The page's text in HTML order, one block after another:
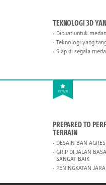
TEKNOLOGI 3D
Dibuat untuk
Teknologi yang
Siap di segala
FITUR
PREPARED TO
TERRAIN
DESAIN BAN
GRIP DI JALAN
SANGAT BAIK
PENINGKATAN